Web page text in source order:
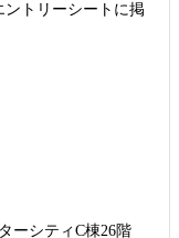
トリーシートに掲
ーシティC棟26階